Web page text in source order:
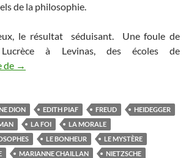
de la philosophie.
le résultat séduisant. Une foule de
à Levinas, des écoles de
de Impertinence et humour avec « La
→
DION EDITH PIAF FREUD
HEIDEGGER
LA FOI
LA MORALE
LE BONHEUR
LE MYSTÈRE
MARIANNE CHAILLAN
NIETZSCHE